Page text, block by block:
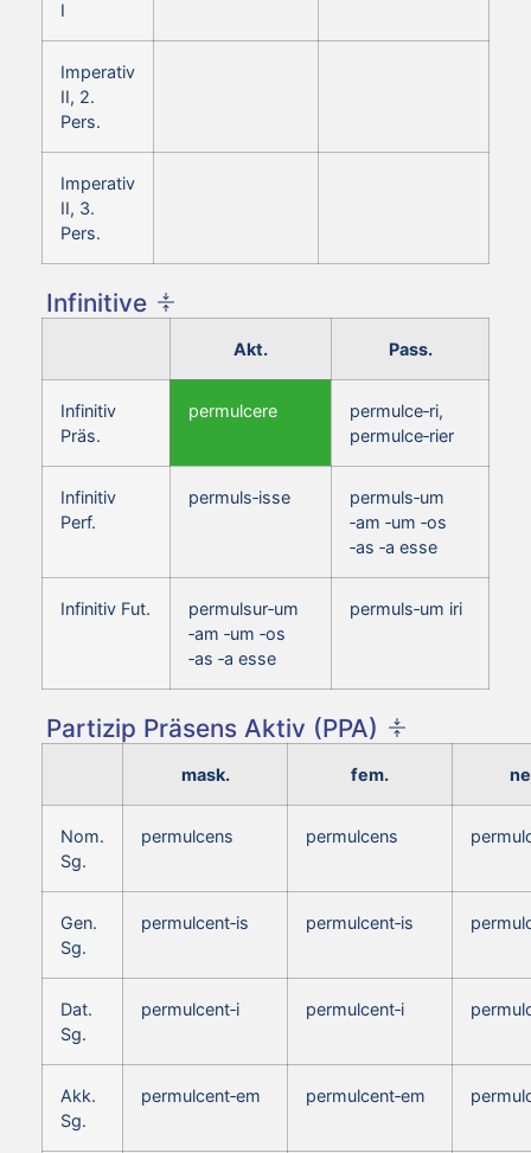
I
Imperativ
II, 2.
Pers.
Imperativ
II, 3.
Pers.
Infinitive
Akt. Pass.
Infinitiv
Präs.
permulcere
permulce‑ri,
permulce‑rier
Infinitiv
Perf.
permuls‑isse
permuls‑um
‑am ‑um ‑os
‑as ‑a esse
Infinitiv Fut.
permulsur‑um
‑am ‑um ‑os
‑as ‑a esse
permuls‑um iri
Partizip Präsens Aktiv (PPA)
mask. fem.
Nom.
Sg.
permulcens permulcens
Gen.
Sg.
permulcent‑is permulcent‑is
Dat.
Sg.
permulcent‑i permulcent‑i
Akk.
Sg.
permulcent‑em permulcent‑em